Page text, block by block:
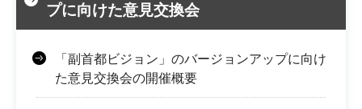
プに向けた意見交換会
「副首都ビジョン」のバージョンアップに向け
た意見交換会の開催概要